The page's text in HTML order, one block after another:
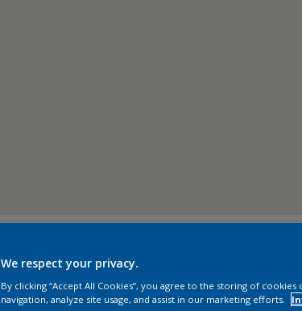
54resultaten voor jou
We respect your privacy.
By clicking “Accept All Cookies”, you agree to the storing of
navigation, analyze site usage, and assist in our marketing efforts.